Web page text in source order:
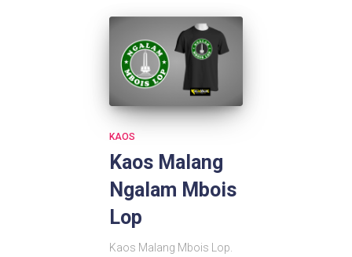
KAOS
Kaos Malang
Ngalam Mbois
Lop
Kaos Malang Mbois Lop.